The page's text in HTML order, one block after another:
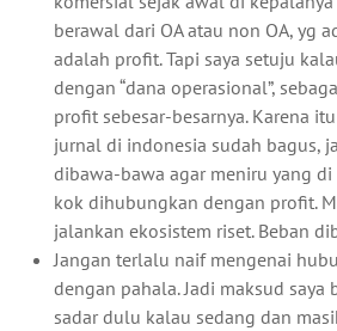
berawal dari OA atau non OA, yg
adalah profit. Tapi saya setuju
dengan “dana operasional”,
profit sebesar-besarnya. Karena
jurnal di indonesia sudah bagus,
dibawa-bawa agar meniru yang di
kok dihubungkan dengan profit.
jalankan ekosistem riset. Beban
Jangan terlalu naif mengenai
dengan pahala. Jadi maksud saya
sadar dulu kalau sedang dan